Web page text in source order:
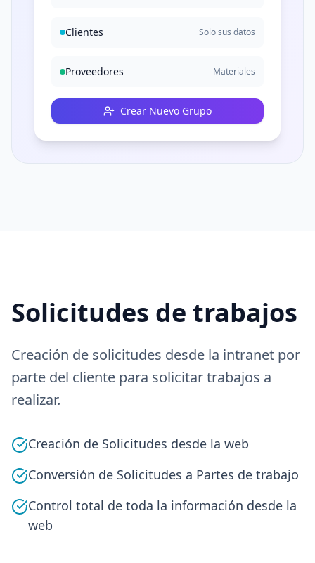
Clientes Solo sus datos
Proveedores Materiales
Crear Nuevo Grupo
Solicitudes de trabajos
Creación de solicitudes desde la intranet por
parte del cliente para solicitar trabajos a
realizar.
Creación de Solicitudes desde la web
Conversión de Solicitudes a Partes de trabajo
Control total de toda la información desde la
web